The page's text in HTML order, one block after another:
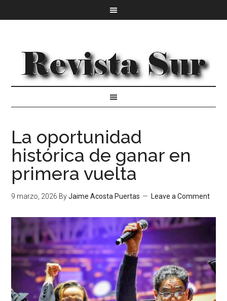
La oportunidad
histórica de ganar en
primera vuelta
9 marzo, 2026 ByJaime Acosta Puertas Leave a Comment